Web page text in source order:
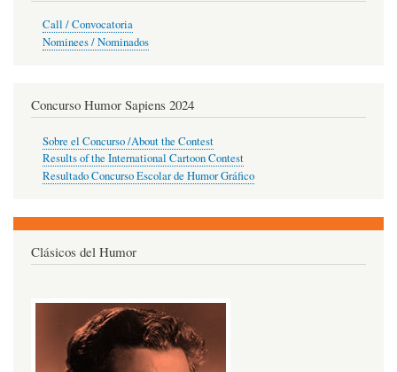
Call / Convocatoria
Nominees / Nominados
Concurso Humor Sapiens 2024
Sobre el Concurso /About the Contest
Results of the International Cartoon Contest
Resultado Concurso Escolar de Humor Gráfico
Clásicos del Humor